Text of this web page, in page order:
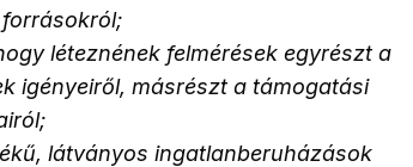
léteznének felmérések egyrészt a
igényeiről, másrészt a támogatási
látványos ingatlanberuházások